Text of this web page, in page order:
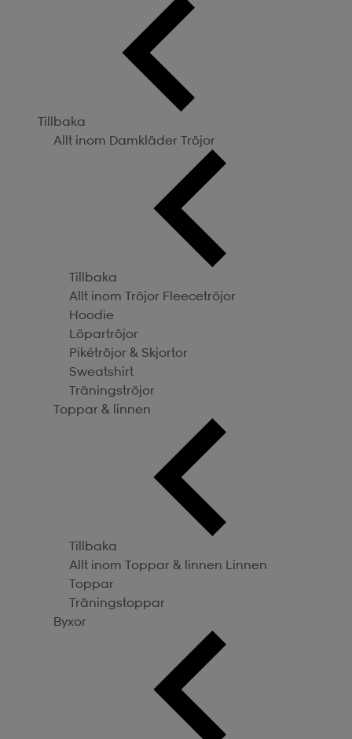
Tillbaka
Allt inom Damkläder Tröjor
Tillbaka
Allt inom Tröjor Fleecetröjor
Hoodie
Löpartröjor
Pikétröjor & Skjortor
Sweatshirt
Träningströjor
Toppar & linnen
Tillbaka
Allt inom Toppar & linnen Linnen
Toppar
Träningstoppar
Byxor